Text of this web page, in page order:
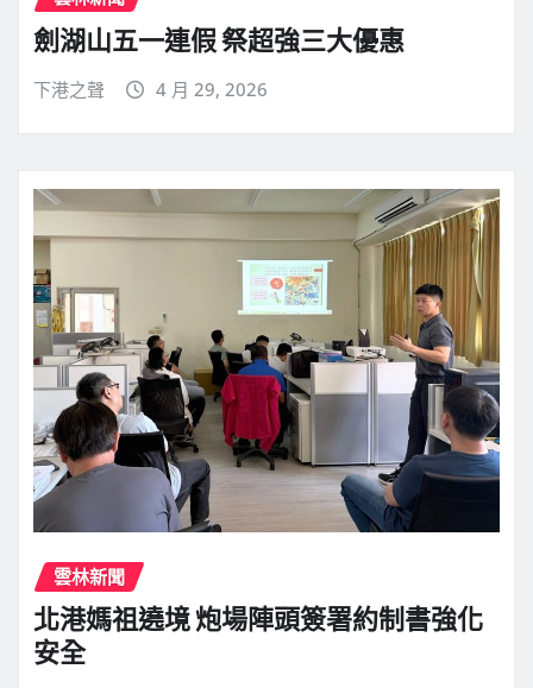
劍湖山五一連假 祭超強三大優惠
下港之聲 4 月 29, 2026
雲林新聞
北港媽祖遶境 炮場陣頭簽署約制書強化
安全